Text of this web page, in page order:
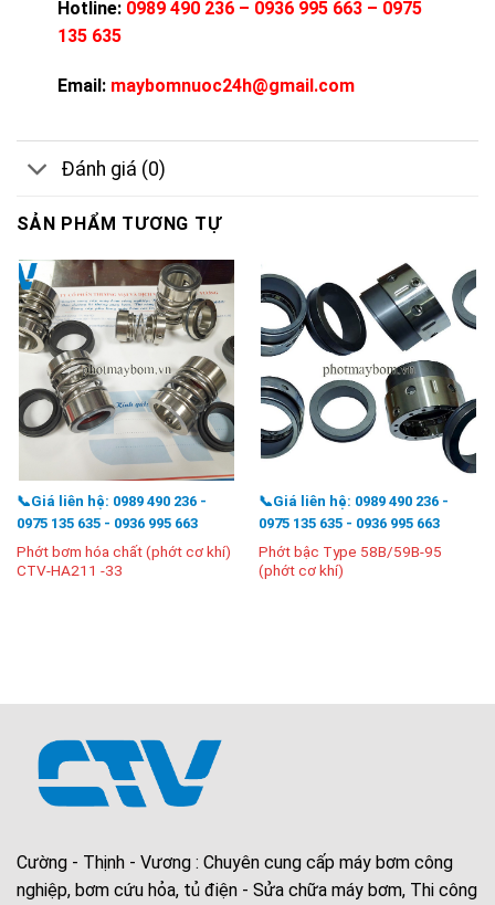
Hotline: 0989 490 236 – 0936 995 663 – 0975
135 635
Email: maybomnuoc24h@gmail.com
Đánh giá (0)
SẢN PHẨM TƯƠNG TỰ
📞Giá liên hệ: 0989 490 236 -
0975 135 635 - 0936 995 663
Phớt bơm hóa chất (phớt cơ khí)
CTV-HA211 -33
📞Giá liên hệ: 0989 490 236 -
0975 135 635 - 0936 995 663
Phớt bậc Type 58B/59B-95
(phớt cơ khí)
Cường - Thịnh - Vương : Chuyên cung cấp máy bơm công
nghiệp, bơm cứu hỏa, tủ điện - Sửa chữa máy bơm, Thi công